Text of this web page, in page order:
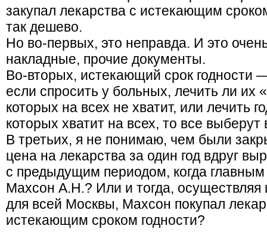
закупал лекарства с истекающим
так дешево.
Но во-первых, это неправда. И это
накладные, прочие документы.
Во-вторых, истекающий срок годности
если спросить у больных, лечить ли их
которых на всех не хватит, или лечить
которых хватит на всех, то все выберут
В третьих, я не понимаю, чем были
цена на лекарства за один год вдруг
с предыдущим периодом, когда
Махсон А.Н.? Или и тогда, осуществляя
для всей Москвы, Махсон покупал
истекающим сроком годности?